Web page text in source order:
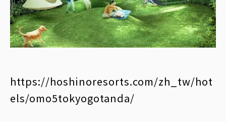
https://hoshinoresorts.com/zh_tw/hot
els/omo5tokyogotanda/